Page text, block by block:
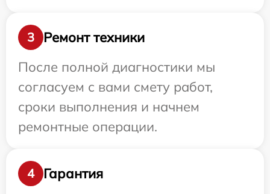
3
Ремонт техники
После полной диагностики мы
согласуем с вами смету работ,
сроки выполнения и начнем
ремонтные операции.
4
Гарантия